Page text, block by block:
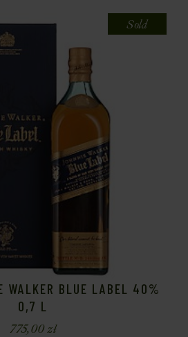
Sold
WALKER BLUE LABEL 40%
0,7 L
775,00zł